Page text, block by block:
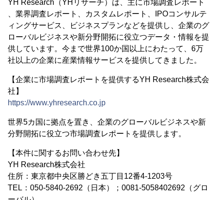
YH Research（YHリサーチ）は、主に市場調査レポート
、業界調査レポート、カスタムレポート、IPOコンサルテ
ィングサービス、ビジネスプランなどを提供し、企業のグ
ローバルビジネスや新分野開拓に役立つデータ・情報を提
供しています。今まで世界100か国以上にわたって、6万
社以上の企業に産業情報サービスを提供してきました。
【企業に市場調査レポートを提供するYH Research株式会
社】
https://www.yhresearch.co.jp
世界5カ国に拠点を置き、企業のグローバルビジネスや新
分野開拓に役立つ市場調査レポートを提供します。
【本件に関するお問い合わせ先】
YH Research株式会社
住所：東京都中央区勝どき五丁目12番4-1203号
TEL：050-5840-2692（日本）；0081-5058402692（グロ